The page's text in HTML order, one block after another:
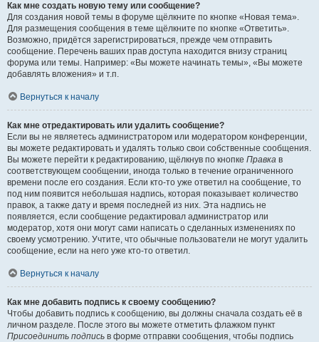
Как мне создать новую тему или сообщение?
Для создания новой темы в форуме щёлкните по кнопке «Новая тема».
Для размещения сообщения в теме щёлкните по кнопке «Ответить».
Возможно, придётся зарегистрироваться, прежде чем отправить
сообщение. Перечень ваших прав доступа находится внизу страниц
форума или темы. Например: «Вы можете начинать темы», «Вы можете
добавлять вложения» и т.п.
Вернуться к началу
Как мне отредактировать или удалить сообщение?
Если вы не являетесь администратором или модератором конференции,
вы можете редактировать и удалять только свои собственные сообщения.
Вы можете перейти к редактированию, щёлкнув по кнопке Правка в
соответствующем сообщении, иногда только в течение ограниченного
времени после его создания. Если кто-то уже ответил на сообщение, то
под ним появится небольшая надпись, которая показывает количество
правок, а также дату и время последней из них. Эта надпись не
появляется, если сообщение редактировал администратор или
модератор, хотя они могут сами написать о сделанных изменениях по
своему усмотрению. Учтите, что обычные пользователи не могут удалить
сообщение, если на него уже кто-то ответил.
Вернуться к началу
Как мне добавить подпись к своему сообщению?
Чтобы добавить подпись к сообщению, вы должны сначала создать её в
личном разделе. После этого вы можете отметить флажком пункт
Присоединить подпись в форме отправки сообщения, чтобы подпись